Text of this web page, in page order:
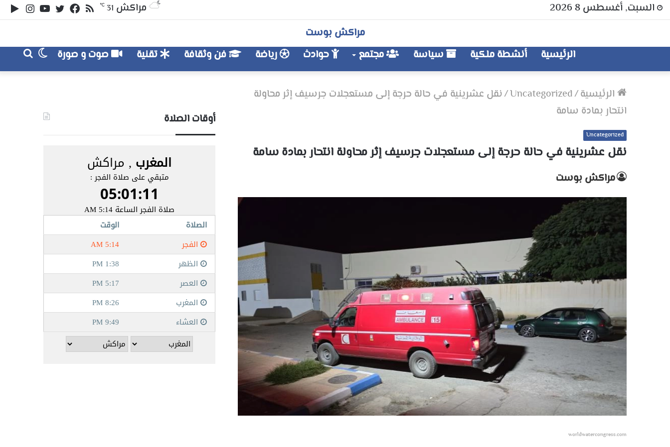
السبت, أغسطس 8 2026 يوتيوبتويتر
فيسبوكملخص
الموقع
مراكش 31
℃
مراكش بوست
الرئيسية
أنشطة ملكية سياسة مجتمع حوادث رياضة فن وثقافة تقنية صوت و صورة
بحث
عن
الوضع
المظلم
الرئيسية/
Uncategorized
/نقل عشرينية في حالة حرجة إلى مستعجلات جرسيف إثر محاولة
انتحار بمادة سامة
Uncategorized
نقل عشرينية في حالة حرجة إلى مستعجلات جرسيف إثر محاولة انتحار بمادة سامة
مراكش بوست
worldwatercongress.com
أوقات الصلاة